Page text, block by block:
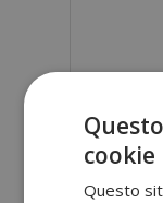
cookie
Questo